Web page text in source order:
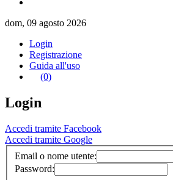
dom, 09 agosto 2026
Login
Registrazione
Guida all'uso
(0)
Login
Accedi tramite Facebook
Accedi tramite Google
Email o nome utente:
Password: